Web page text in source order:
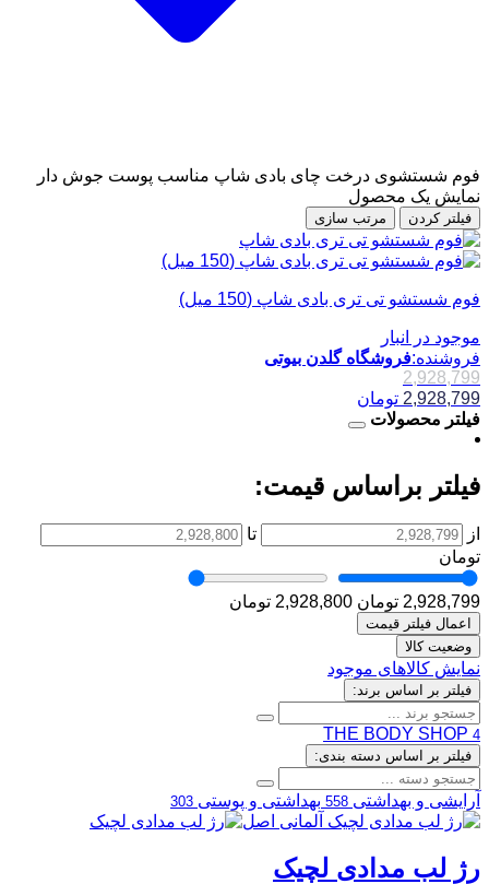
فوم شستشوی درخت چای بادی شاپ مناسب پوست جوش دار
نمایش یک محصول
فیلتر کردن مرتب سازی
فوم شستشو تی تری بادی شاپ (150 میل)
موجود در انبار
فروشنده:فروشگاه گلدن بیوتی
2,928,799
2,928,799 تومان
فیلتر محصولات
فیلتر براساس قیمت:
از
تا
تومان
2,928,799 تومان 2,928,800 تومان
اعمال فیلتر قیمت
وضعیت کالا
نمایش کالاهای موجود
فیلتر بر اساس برند:
THE BODY SHOP 4
فیلتر بر اساس دسته بندی:
آرایشی و بهداشتی 558 بهداشتی و پوستی 303
رژ لب مدادی لچیک